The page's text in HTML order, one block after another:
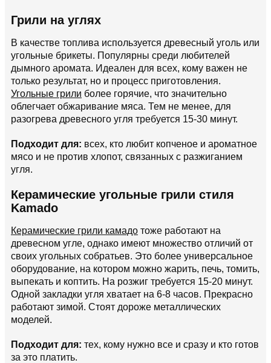
Грили на углях
В качестве топлива используется древесный уголь или
угольные брикеты. Популярны среди любителей
дымного аромата. Идеален для всех, кому важен не
только результат, но и процесс приготовления.
Угольные грили более горячие, что значительно
облегчает обжаривание мяса. Тем не менее, для
разогрева древесного угля требуется 15-30 минут.
Подходит для: всех, кто любит копченое и ароматное
мясо и не против хлопот, связанных с разжиганием
угля.
Керамические угольные грили стиля
Kamado
Керамические грили камадо тоже работают на
древесном угле, однако имеют множество отличий от
своих угольных собратьев. Это более универсальное
оборудование, на котором можно жарить, печь, томить,
выпекать и коптить. На розжиг требуется 15-20 минут.
Одной закладки угля хватает на 6-8 часов. Прекрасно
работают зимой. Стоят дороже металлических
моделей.
Подходит для: тех, кому нужно все и сразу и кто готов
за это платить.